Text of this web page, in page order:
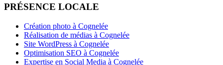
PRÉSENCE LOCALE
Création photo à Cognelée
Réalisation de médias à Cognelée
Site WordPress à Cognelée
Optimisation SEO à Cognelée
Expertise en Social Media à Cognelée